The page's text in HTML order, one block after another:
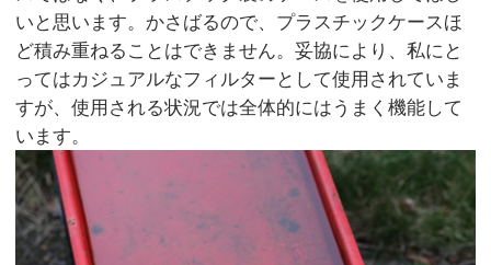
いと思います。かさばるので、プラスチックケースほ
ど積み重ねることはできません。妥協により、私にと
ってはカジュアルなフィルターとして使用されていま
すが、使用される状況では全体的にはうまく機能して
います。